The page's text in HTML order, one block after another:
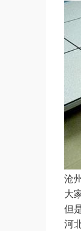
沧
大
但
河